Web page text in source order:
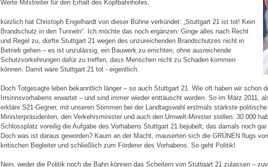
Werte Mitstreiter für den Erhalt des Kopfbahnhofes,
kürzlich hat Christoph Engelhardt von dieser Bühne verkündet: „Stuttgart 21 ist tot! Kein
Brandschutz in den Tunneln“. Ich möchte das noch ergänzen: Ginge alles nach Recht
und Regel zu, dürfte Stuttgart 21 wegen des unzureichenden Brandschutzes nicht in
Betrieb gehen – es ist unzulässig, ein Bauwerk zu errichten, ohne ausreichende
Schutzvorkehrungen dafür zu treffen, dass Menschen nicht zu Schaden kommen
können. Damit wäre Stuttgart 21 tot - eigentlich.
Doch Totgesagte leben bekanntlich länger – so auch Stuttgart 21. Wie oft haben wir schon
Irrsinnsvorhabens erwartet – und sind immer wieder enttäuscht worden. So im März 2011,
erkläre S21-Gegner, mit unseren Stimmen bei der Landtagswahl erstmals stärkste
Ministerpräsidenten, den Verkehrsminister und auch den Umwelt-Minister stellen. 30.000
Schlossplatz voreilig die Aufgabe des Vorhabens Stuttgart 21 bejubelt, das damals noch gar
Doch was ist daraus geworden? Kaum an der Macht, mauserten sich die GRÜNEN flugs
kritischen Begleiter und schließlich zum Förderer des Vorhabens. So geht Politik!
Nein, weder die Politik noch die Bahn können das Scheitern von Stuttgart 21 zulassen –